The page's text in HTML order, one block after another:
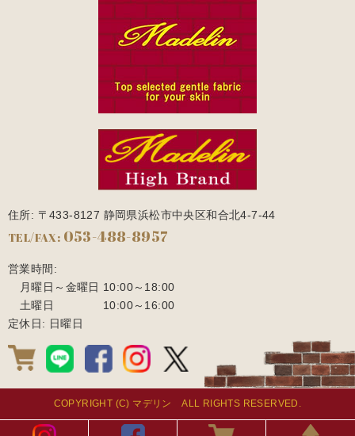
住所: 〒433-8127 静岡県浜松市中央区和合北4-7-44
TEL/FAX: 053-488-8957
営業時間:
月曜日～金曜日 10:00～18:00
土曜日
10:00～16:00
定休日: 日曜日
COPYRIGHT (C) マデリン ALL RIGHTS RESERVED.